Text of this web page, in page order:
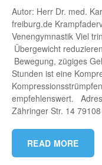
Autor: Herr Dr. med.
freiburg.de
Venengymnastik Viel
Übergewicht
Bewegung, zügiges
Stunden ist eine
empfehlenswert.
Zähringer Str. 14
READ MORE